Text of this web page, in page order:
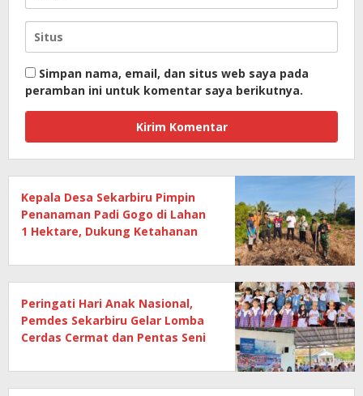
Simpan nama, email, dan situs web saya pada
peramban ini untuk komentar saya berikutnya.
Kepala Desa Sekarbiru Pimpin
Penanaman Padi Gogo di Lahan
1 Hektare, Dukung Ketahanan
Peringati Hari Anak Nasional,
Pemdes Sekarbiru Gelar Lomba
Cerdas Cermat dan Pentas Seni